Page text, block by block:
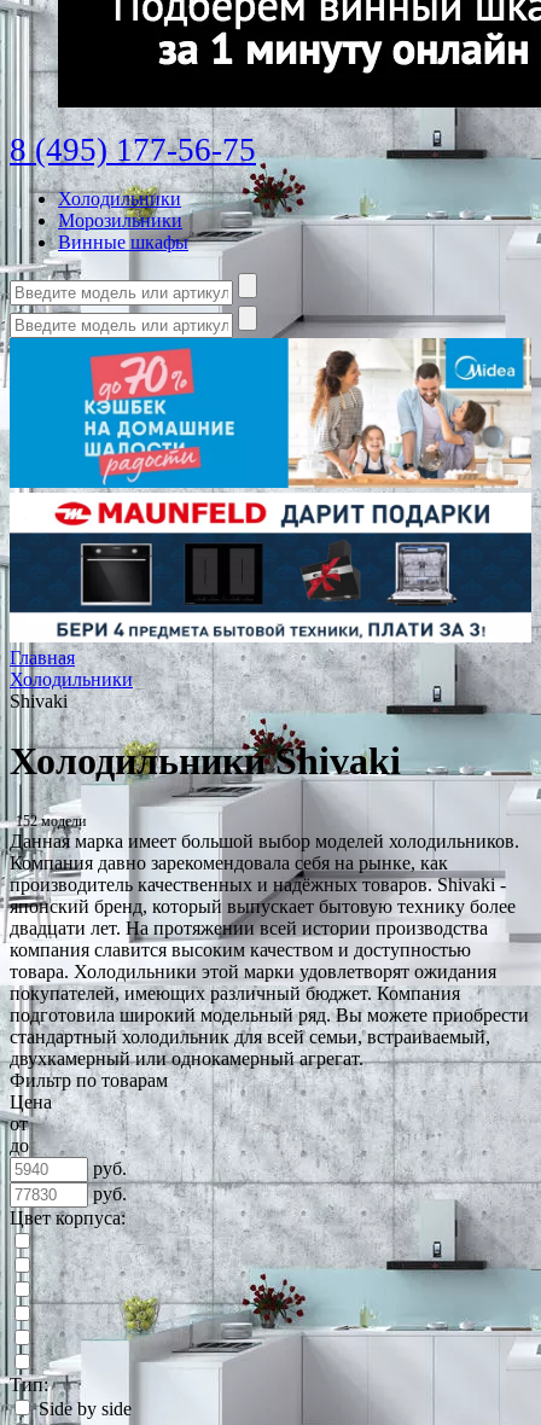
8 (495) 177-56-75
Холодильники
Морозильники
Винные шкафы
Главная
Холодильники
Shivaki
Холодильники Shivaki
152 модели
Данная марка имеет большой выбор моделей холодильников.
Компания давно зарекомендовала себя на рынке, как
производитель качественных и надёжных товаров. Shivaki -
японский бренд, который выпускает бытовую технику более
двадцати лет. На протяжении всей истории производства
компания славится высоким качеством и доступностью
товара. Холодильники этой марки удовлетворят ожидания
покупателей, имеющих различный бюджет. Компания
подготовила широкий модельный ряд. Вы можете приобрести
стандартный холодильник для всей семьи, встраиваемый,
двухкамерный или однокамерный агрегат.
Фильтр по товарам
Цена
от
до
руб.
руб.
Цвет корпуса:
Тип:
Side by side